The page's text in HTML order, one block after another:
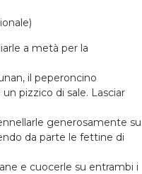
a metà per la
il peperoncino
pizzico di sale. Lasciar
generosamente su
da parte le fettine di
e cuocerle su entrambi i